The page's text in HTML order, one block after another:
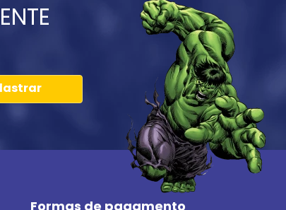
Formas de pagamento